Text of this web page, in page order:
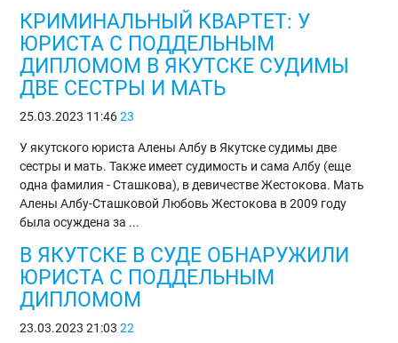
КРИМИНАЛЬНЫЙ КВАРТЕТ: У
ЮРИСТА С ПОДДЕЛЬНЫМ
ДИПЛОМОМ В ЯКУТСКЕ СУДИМЫ
ДВЕ СЕСТРЫ И МАТЬ
25.03.2023 11:46 23
У якутского юриста Алены Албу в Якутске судимы две
сестры и мать. Также имеет судимость и сама Албу (еще
одна фамилия - Сташкова), в девичестве Жестокова. Мать
Алены Албу-Сташковой Любовь Жестокова в 2009 году
была осуждена за ...
В ЯКУТСКЕ В СУДЕ ОБНАРУЖИЛИ
ЮРИСТА С ПОДДЕЛЬНЫМ
ДИПЛОМОМ
23.03.2023 21:03 22